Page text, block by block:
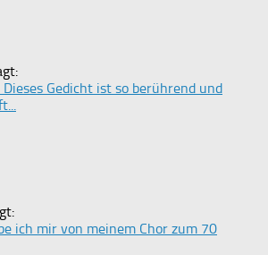
Gedicht ist so berührend und
ich mir von meinem Chor zum 70